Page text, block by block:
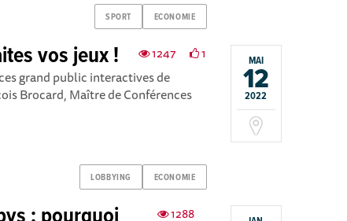
SPORT ECONOMIE
MAI
12
2022
1247 1
vos jeux !
grand public interactives de
Brocard, Maître de Conférences
LOBBYING ECONOMIE
1288